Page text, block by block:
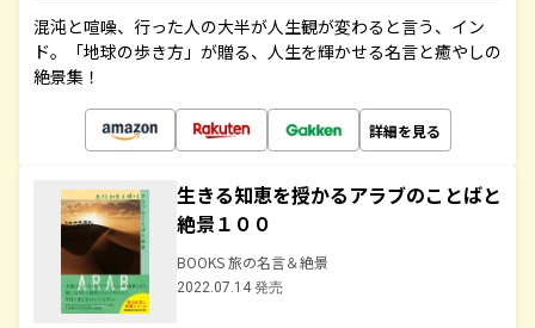
混沌と喧噪、行った人の大半が人生観が変わると言う、イン
ド。「地球の歩き方」が贈る、人生を輝かせる名言と癒やしの
絶景集！
詳細を見る
生きる知恵を授かるアラブのことばと
絶景１００
BOOKS 旅の名言＆絶景
2022.07.14 発売